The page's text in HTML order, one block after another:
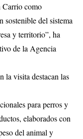
Carrio como
sostenible del sistema
y territorio”, ha
de la Agencia
la visita destacan las
para perros y
elaborados con
del animal y